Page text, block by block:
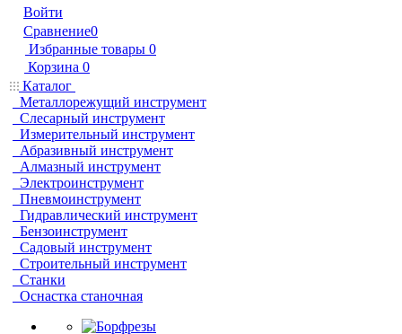
Войти
Сравнение0
Избранные товары 0
Корзина 0
Каталог
Металлорежущий инструмент
Слесарный инструмент
Измерительный инструмент
Абразивный инструмент
Алмазный инструмент
Электроинструмент
Пневмоинструмент
Гидравлический инструмент
Бензоинструмент
Садовый инструмент
Строительный инструмент
Станки
Оснастка станочная